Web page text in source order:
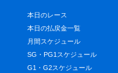
本日のレース
本日の払戻金一覧
月間スケジュール
SG・PG1スケジュール
G1・G2スケジュール